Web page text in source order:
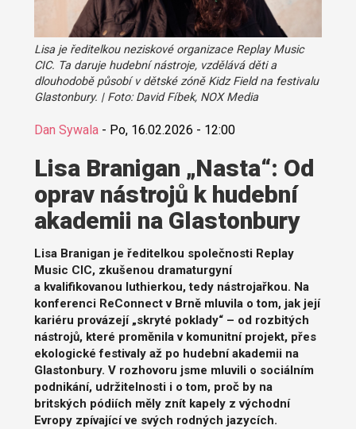
Lisa je ředitelkou neziskové organizace Replay Music
CIC. Ta daruje hudební nástroje, vzdělává děti a
dlouhodobě působí v dětské zóně Kidz Field na festivalu
Glastonbury. | Foto: David Fíbek, NOX Media
Dan Sywala- Po, 16.02.2026 - 12:00
Lisa Branigan „Nasta“: Od
oprav nástrojů k hudební
akademii na Glastonbury
Lisa Branigan je ředitelkou společnosti Replay
Music CIC, zkušenou dramaturgyní
a kvalifikovanou luthierkou, tedy nástrojařkou. Na
konferenci ReConnect v Brně mluvila o tom, jak její
kariéru provázejí „skryté poklady“ – od rozbitých
nástrojů, které proměnila v komunitní projekt, přes
ekologické festivaly až po hudební akademii na
Glastonbury. V rozhovoru jsme mluvili o sociálním
podnikání, udržitelnosti i o tom, proč by na
britských pódiích měly znít kapely z východní
Evropy zpívající ve svých rodných jazycích.